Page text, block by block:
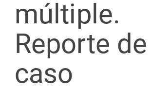
múltiple.
Reporte de
caso